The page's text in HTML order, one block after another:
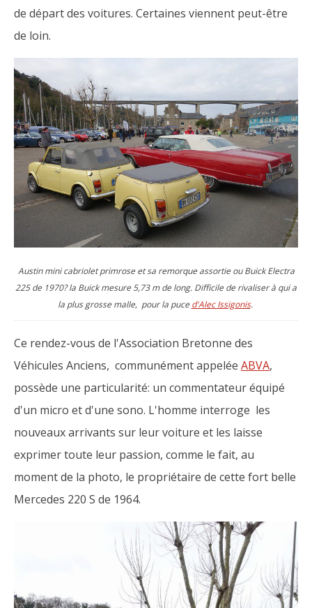
de départ des voitures. Certaines viennent peut-être
de loin.
Austin mini cabriolet primrose et sa remorque assortie ou Buick Electra
225 de 1970? la Buick mesure 5,73 m de long. Difficile de rivaliser à qui a
la plus grosse malle, pour la puce d'Alec Issigonis.
Ce rendez-vous de l'Association Bretonne des
Véhicules Anciens, communément appelée ABVA,
possède une particularité: un commentateur équipé
d'un micro et d'une sono. L'homme interroge les
nouveaux arrivants sur leur voiture et les laisse
exprimer toute leur passion, comme le fait, au
moment de la photo, le propriétaire de cette fort belle
Mercedes 220 S de 1964.